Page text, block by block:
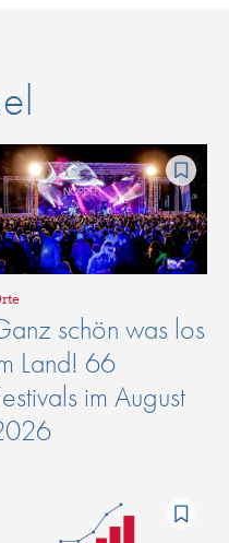
schön was los
Land! 66
im August